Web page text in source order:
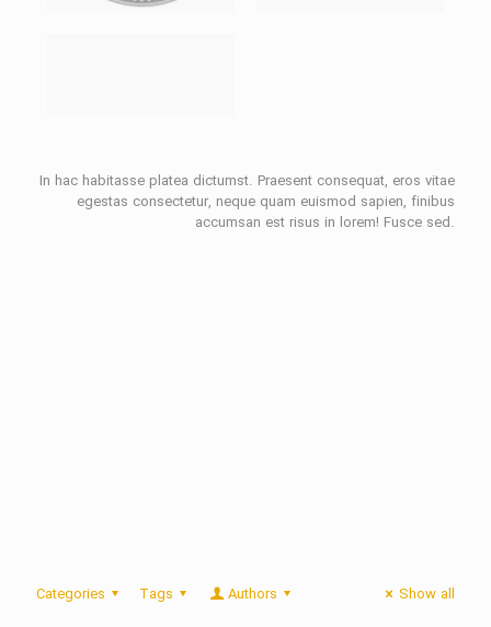
In hac habitasse platea dictumst. Praesent consequat, eros vitae
egestas consectetur, neque quam euismod sapien, finibus
accumsan est risus in lorem! Fusce sed.
Categories Tags Authors Show all